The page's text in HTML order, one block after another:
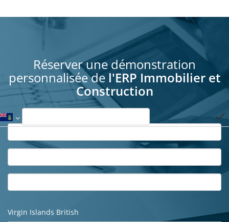
Réserver une démonstration
personnalisée de l'ERP Immobilier et
Construction
done